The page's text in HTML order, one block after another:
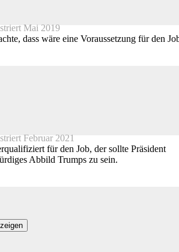
Mai 2019
dass wäre eine Voraussetzung für den
Februar 2021
für den Job, der sollte Präsident
Abbild Trumps zu sein.